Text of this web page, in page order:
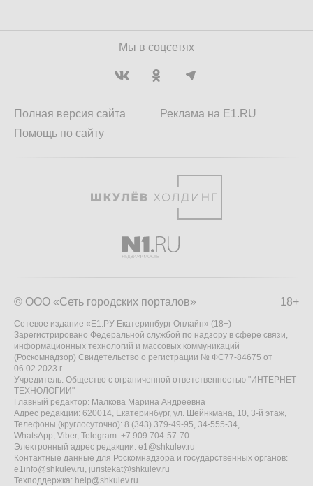
Мы в соцсетях
Полная версия сайта
Помощь по сайту
Реклама на E1.RU
18+
© ООО «Сеть городских порталов»
Сетевое издание «Е1.РУ Екатеринбург Онлайн» (18+)
Зарегистрировано Федеральной службой по надзору в сфере связи,
информационных технологий и массовых коммуникаций
(Роскомнадзор) Свидетельство о регистрации № ФС77-84675 от
06.02.2023 г.
Учредитель: Общество с ограниченной ответственностью "ИНТЕРНЕТ
ТЕХНОЛОГИИ"
Главный редактор: Малкова Марина Андреевна
Адрес редакции: 620014, Екатеринбург, ул. Шейнкмана, 10, 3-й этаж,
Телефоны (круглосуточно): 8 (343) 379-49-95, 34-555-34,
WhatsApp, Viber, Telegram: +7 909 704-57-70
Электронный адрес редакции: e1@shkulev.ru
Контактные данные для Роскомнадзора и государственных органов:
e1info@shkulev.ru, juristekat@shkulev.ru
Техподдержка: help@shkulev.ru